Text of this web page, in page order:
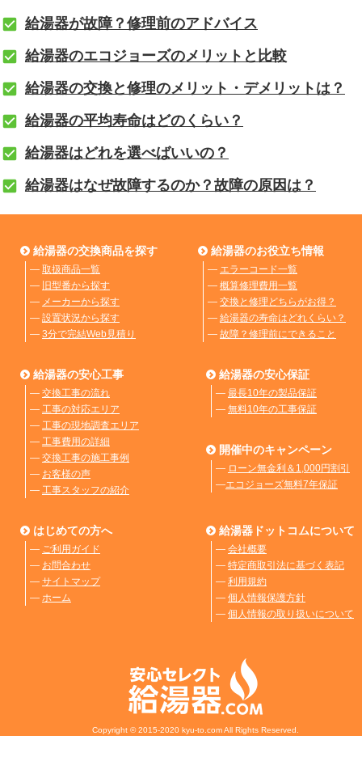
給湯器が故障？修理前のアドバイス
給湯器のエコジョーズのメリットと比較
給湯器の交換と修理のメリット・デメリットは？
給湯器の平均寿命はどのくらい？
給湯器はどれを選べばいいの？
給湯器はなぜ故障するのか？故障の原因は？
給湯器の交換商品を探す
― 取扱商品一覧
― 旧型番から探す
― メーカーから探す
― 設置状況から探す
― 3分で完結Web見積り
給湯器のお役立ち情報
― エラーコード一覧
― 概算修理費用一覧
― 交換と修理どちらがお得？
― 給湯器の寿命はどれくらい？
― 故障？修理前にできること
給湯器の安心工事
― 交換工事の流れ
― 工事の対応エリア
― 工事の現地調査エリア
― 工事費用の詳細
― 交換工事の施工事例
― お客様の声
― 工事スタッフの紹介
給湯器の安心保証
― 最長10年の製品保証
― 無料10年の工事保証
開催中のキャンペーン
― ローン無金利＆1,000円割引
―エコジョーズ無料7年保証
はじめての方へ
― ご利用ガイド
― お問合わせ
― サイトマップ
― ホーム
給湯器ドットコムについて
― 会社概要
― 特定商取引法に基づく表記
― 利用規約
― 個人情報保護方針
― 個人情報の取り扱いについて
Copyright © 2015-2020 kyu-to.com All Rights Reserved.